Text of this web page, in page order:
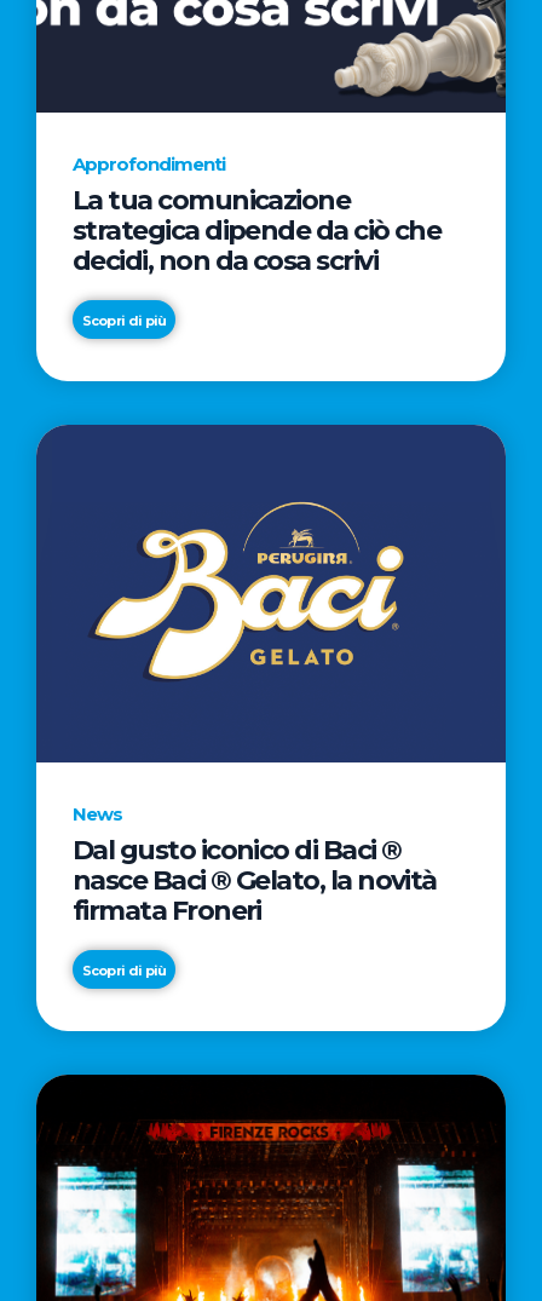
AL
CINEMA
NELLA
CAMPAGNA
REGISTA
PREMIO
OSCAR®
Approfondimenti
La tua comunicazione
strategica dipende da ciò che
decidi, non da cosa scrivi
Scopri di più
News
Dal gusto iconico di Baci ®
nasce Baci ® Gelato, la novità
firmata Froneri
Scopri di più